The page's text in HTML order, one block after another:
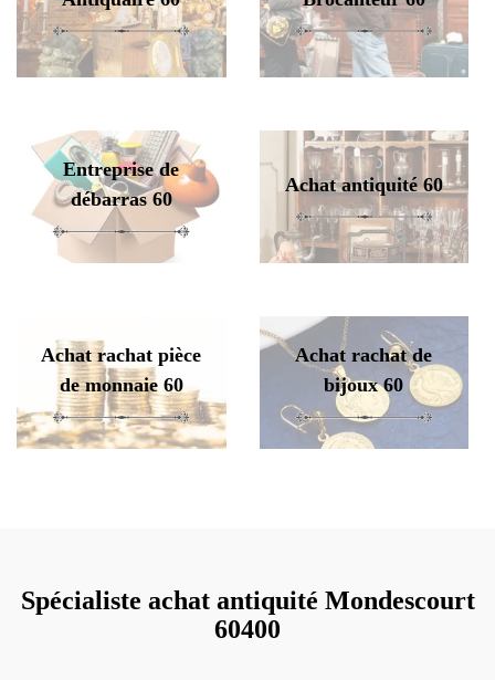
Entreprise de
débarras 60
Achat antiquité 60
Achat rachat pièce
de monnaie 60
Achat rachat de
bijoux 60
Spécialiste achat antiquité Mondescourt
60400